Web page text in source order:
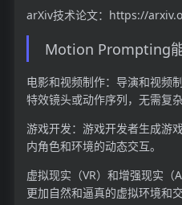
arXiv技术论文：https://
Motion Prompting能
电影和视频制作：导演和视频
特效镜头或动作序列，无需复
游戏开发：游戏开发者生成游
内角色和环境的动态交互。
虚拟现实（VR）和增强现实（
更加自然和逼真的虚拟环境和交